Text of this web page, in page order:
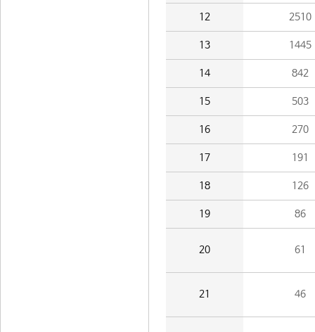
12 2510
13 1445
14 842
15 503
16 270
17 191
18 126
19 86
20 61
21 46